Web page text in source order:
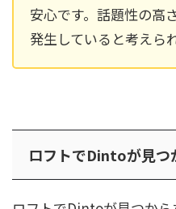
安心です。話題性の高
発生していると考えら
ロフトでDintoが見つ